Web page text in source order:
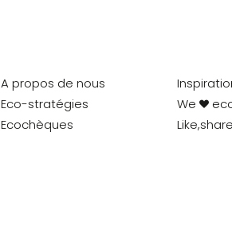
A propos de nous
Eco-stratégies
Ecochèques
We